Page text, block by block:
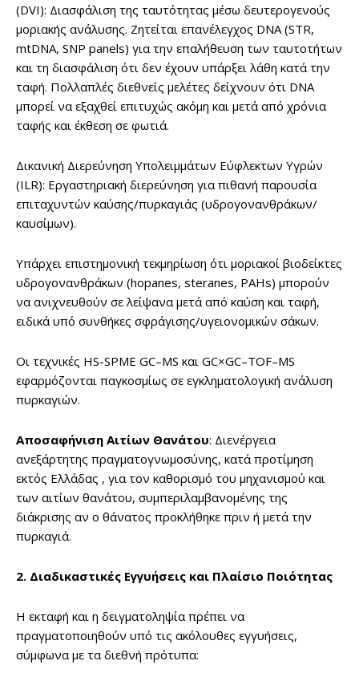
(DVI): Διασφάλιση της ταυτότητας μέσω δευτερογενούς
μοριακής ανάλυσης. Ζητείται επανέλεγχος DNA (STR,
mtDNA, SNP panels) για την επαλήθευση των ταυτοτήτων
και τη διασφάλιση ότι δεν έχουν υπάρξει λάθη κατά την
ταφή. Πολλαπλές διεθνείς μελέτες δείχνουν ότι DNA
μπορεί να εξαχθεί επιτυχώς ακόμη και μετά από χρόνια
ταφής και έκθεση σε φωτιά.
Δικανική Διερεύνηση Υπολειμμάτων Εύφλεκτων Υγρών
(ILR): Εργαστηριακή διερεύνηση για πιθανή παρουσία
επιταχυντών καύσης/πυρκαγιάς (υδρογονανθράκων/
καυσίμων).
Υπάρχει επιστημονική τεκμηρίωση ότι μοριακοί βιοδείκτες
υδρογονανθράκων (hopanes, steranes, PAHs) μπορούν
να ανιχνευθούν σε λείψανα μετά από καύση και ταφή,
ειδικά υπό συνθήκες σφράγισης/υγειονομικών σάκων.
Οι τεχνικές HS-SPME GC–MS και GC×GC–TOF–MS
εφαρμόζονται παγκοσμίως σε εγκληματολογική ανάλυση
πυρκαγιών.
Αποσαφήνιση Αιτίων Θανάτου: Διενέργεια
ανεξάρτητης πραγματογνωμοσύνης, κατά προτίμηση
εκτός Ελλάδας , για τον καθορισμό του μηχανισμού και
των αιτίων θανάτου, συμπεριλαμβανομένης της
διάκρισης αν ο θάνατος προκλήθηκε πριν ή μετά την
πυρκαγιά.
2. Διαδικαστικές Εγγυήσεις και Πλαίσιο Ποιότητας
Η εκταφή και η δειγματοληψία πρέπει να
πραγματοποιηθούν υπό τις ακόλουθες εγγυήσεις,
σύμφωνα με τα διεθνή πρότυπα: